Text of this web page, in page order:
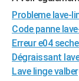
Destinations
City break
Voyage nature
Voyage de noces
Forum
Climat
+
GUIDES D'ACHAT
BONS PLANS
CARTE DE VOEUX
Probleme lave-
Code panne
Erreur e04
Dégraissant
Lave linge